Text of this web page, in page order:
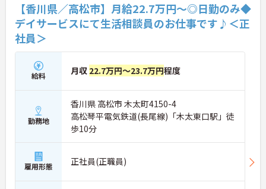
・処遇改善手当を毎月および半期末手当として全額
還元 ・配偶者1万円や満18歳未満の子5千円の手厚
い扶養手当を支給
・結婚・出生・入学のお祝い金やヘルスチェック補
助など独自の福利厚生制度を用意
【資格を活かせるキャリアアップ環境】
・公的資格取得や自己啓発支援制度を活用しスキル
アップが可能
・管理職や他職種への転換など多彩なキャリアプラ
・髪色やネイルなどが自由で個性を大切にできる社
風
【香川県／高松市】月給22.7万円～◎日勤のみ◆
デイサービスにて生活相談員のお仕事です♪＜正
社員＞
給料 月収 22.7万円～23.7万円程度
勤務地
香川県 高松市 木太町4150-4
高松琴平電気鉄道(長尾線)「木太東口駅」徒
歩10分
雇用形態 正社員(正職員)